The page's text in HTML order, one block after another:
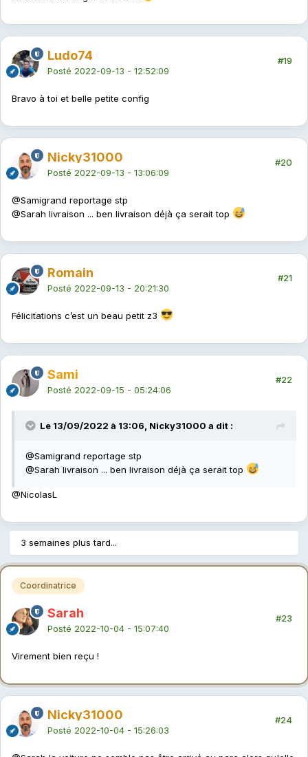
Ludo74
Posté 2022-09-13 - 12:52:09
#19
Bravo à toi et belle petite config
Nicky31000
Posté 2022-09-13 - 13:06:09
#20
@Samigrand reportage stp
@Sarah livraison ... ben livraison déjà ça serait top
Romain
Posté 2022-09-13 - 20:21:30
#21
Félicitations c’est un beau petit z3
Sami
Posté 2022-09-15 - 05:24:06
#22
Le 13/09/2022 à 13:06, Nicky31000 a dit :
@Samigrand reportage stp
@Sarah livraison ... ben livraison déjà ça serait top
@NicolasL
3 semaines plus tard...
Coordinatrice
Sarah
Posté 2022-10-04 - 15:07:40
#23
Virement bien reçu !
Nicky31000
Posté 2022-10-04 - 15:26:03
#24